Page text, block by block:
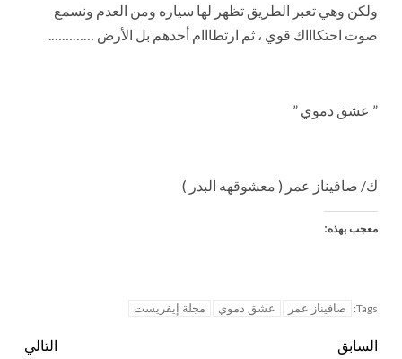
ولكن وهي تعبر الطريق تظهر لها سياره ومن العدم ونسمع
صوت احتكاااك قوي ، ثم ارتطااام أحدهم بل الأرض ………….
” عشق دموي ”
ك/ صافيناز عمر ( معشوقهه البدر )
معجب بهذه:
Tags: صافيناز عمر عشق دموي مجلة إيفريست
السابق
التالي